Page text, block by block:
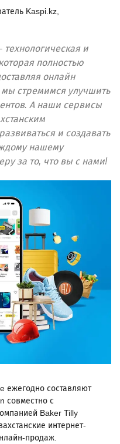
Kaspi.kz,
и
полностью
онлайн
стремимся улучшить
А наши сервисы
и создавать
нашему
за то, что вы с нами!
ежегодно составляют
совместно с
Baker Tilly
интернет-
продаж.